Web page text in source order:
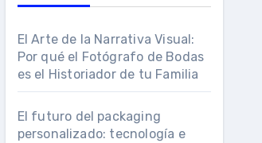
El Arte de la Narrativa Visual:
Por qué el Fotógrafo de Bodas
es el Historiador de tu Familia
El futuro del packaging
personalizado: tecnología e